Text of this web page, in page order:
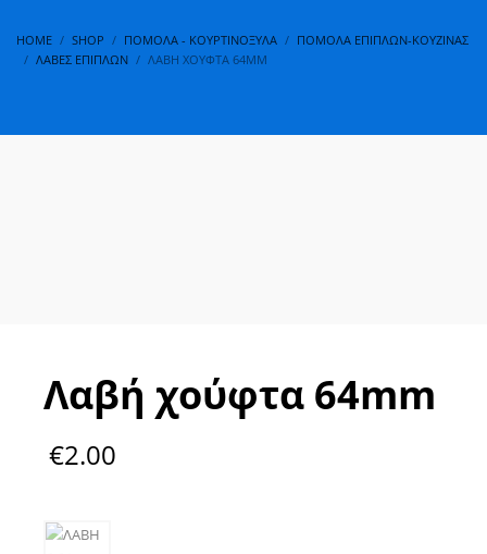
HOME SHOP ΠΌΜΟΛΑ - ΚΟΥΡΤΙΝΌΞΥΛΑ
ΠΌΜΟΛΑ ΕΠΊΠΛΩΝ-ΚΟΥΖΊΝΑΣ
ΛΑΒΈΣ ΕΠΊΠΛΩΝ
ΛΑΒΉ ΧΟΎΦΤΑ 64MM
Λαβή χούφτα 64mm
€2.00